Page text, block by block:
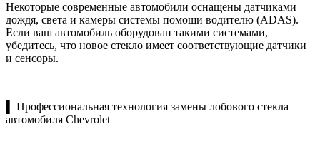
Некоторые современные автомобили оснащены датчиками
дождя, света и камеры системы помощи водителю (ADAS).
Если ваш автомобиль оборудован такими системами,
убедитесь, что новое стекло имеет соответствующие датчики
и сенсоры.
▌ Профессиональная технология замены лобового стекла
автомобиля Chevrolet